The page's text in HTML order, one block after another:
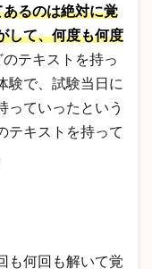
るのは絶対に覚
して、何度も何度
テキストを持っ
験で、試験当日に
っていったという
テキストを持って
も何回も解いて覚